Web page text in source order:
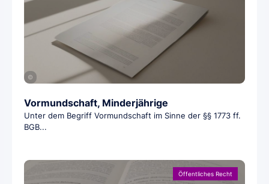
©
Vormundschaft, Minderjährige
Unter dem Begriff Vormundschaft im Sinne der §§ 1773 ff.
BGB...
Öffentliches Recht